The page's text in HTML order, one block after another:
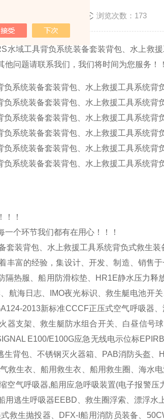
浏览次数：173
负系统装备套装背包、水上救援工
问题请联系我们，我们将时间为您服务！
！！
个环节我们都有在用心！！！
装背包、水上救援工具系统背负式救生装
丰富的经验，集设计、开发、制造、销售
热服、船用防滑棕垫、HR1E静水压力释
航海日志、IMO夜光标识、救生艇电池开
2013新标准CCCF正压式空气呼吸器
器支架、救生艇防水组合开关、白昼信号
E100/E100G应急无线电示位标
背包、不锈钢灭火器箱、PAB消防头盔
救生衣、船用救生衣、船用救生圈、海水
空气呼吸器,船用应急呼吸装置(电子报警压
逃生呼吸器EEBD、救生圈浮索、漂浮水
救生抛投器、DFX-I船用消防员装备、